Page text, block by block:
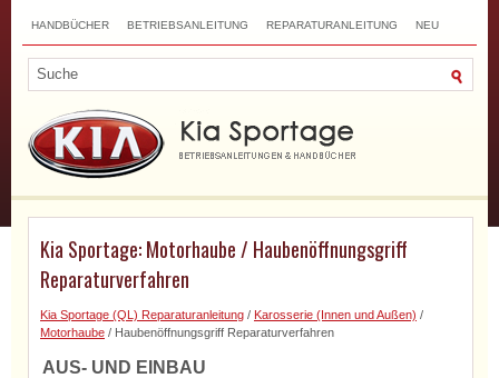
HANDBÜCHER BETRIEBSANLEITUNG REPARATURANLEITUNG NEU
Kia Sportage: Motorhaube / Haubenöffnungsgriff
Reparaturverfahren
Kia Sportage (QL) Reparaturanleitung / Karosserie (Innen und Außen) /
Motorhaube / Haubenöffnungsgriff Reparaturverfahren
AUS- UND EINBAU